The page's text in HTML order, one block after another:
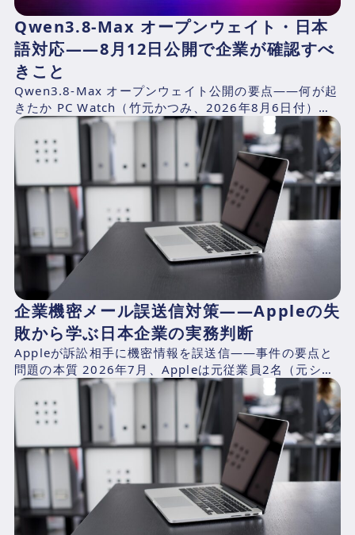
Qwen3.8-Max オープンウェイト・日本
語対応——8月12日公開で企業が確認すべ
きこと
Qwen3.8-Max オープンウェイト公開の要点——何が起
きたか PC Watch（竹元かつみ、2026年8月6日付）の
報道によれば、AlibabaのQwen...
企業機密メール誤送信対策——Appleの失
敗から学ぶ日本企業の実務判断
Appleが訴訟相手に機密情報を誤送信——事件の要点と
問題の本質 2026年7月、Appleは元従業員2名（元シニ
アシステムズエンジニアのChang Liuおよ...